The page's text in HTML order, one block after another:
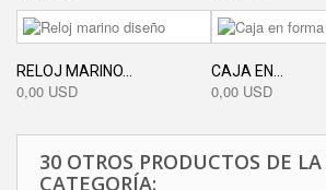
RELOJ MARINO...
0,00 USD
CAJA EN...
0,00 USD
30 OTROS PRODUCTOS DE
CATEGORÍA: